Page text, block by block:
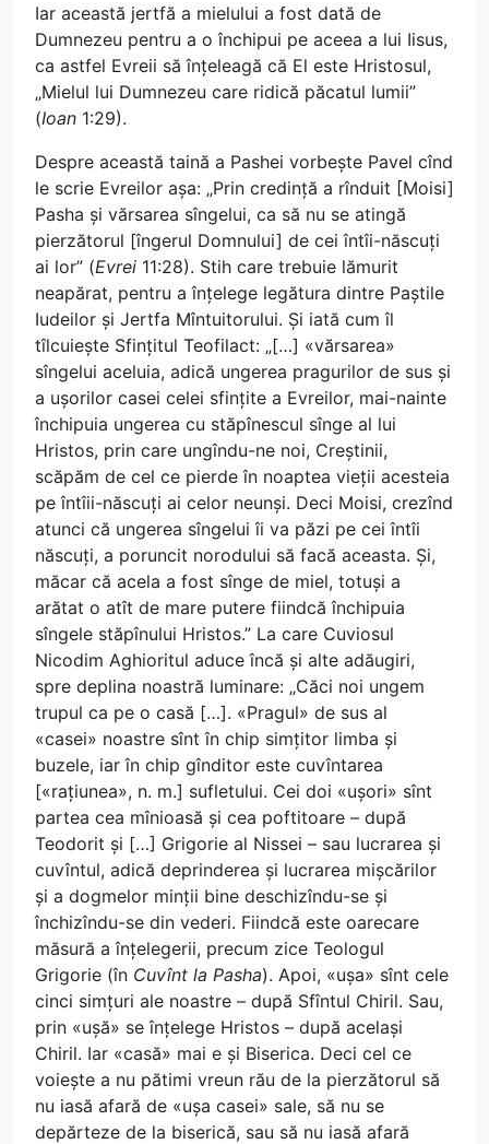
Iar această jertfă a mielului a fost dată de
Dumnezeu pentru a o închipui pe aceea a lui Iisus,
ca astfel Evreii să înțeleagă că El este Hristosul,
„Mielul lui Dumnezeu care ridică păcatul lumii”
(Ioan 1:29).
Despre această taină a Pashei vorbește Pavel cînd
le scrie Evreilor așa: „Prin credință a rînduit [Moisi]
Pasha și vărsarea sîngelui, ca să nu se atingă
pierzătorul [îngerul Domnului] de cei întîi-născuți
ai lor” (Evrei 11:28). Stih care trebuie lămurit
neapărat, pentru a înțelege legătura dintre Paștile
Iudeilor și Jertfa Mîntuitorului. Și iată cum îl
tîlcuiește Sfințitul Teofilact: „[…] «vărsarea»
sîngelui aceluia, adică ungerea pragurilor de sus și
a ușorilor casei celei sfințite a Evreilor, mai-nainte
închipuia ungerea cu stăpînescul sînge al lui
Hristos, prin care ungîndu-ne noi, Creștinii,
scăpăm de cel ce pierde în noaptea vieții acesteia
pe întîii-născuți ai celor neunși. Deci Moisi, crezînd
atunci că ungerea sîngelui îi va păzi pe cei întîi
născuți, a poruncit norodului să facă aceasta. Și,
măcar că acela a fost sînge de miel, totuși a
arătat o atît de mare putere fiindcă închipuia
sîngele stăpînului Hristos.” La care Cuviosul
Nicodim Aghioritul aduce încă și alte adăugiri,
spre deplina noastră luminare: „Căci noi ungem
trupul ca pe o casă […]. «Pragul» de sus al
«casei» noastre sînt în chip simțitor limba și
buzele, iar în chip gînditor este cuvîntarea
[«rațiunea», n. m.] sufletului. Cei doi «ușori» sînt
partea cea mînioasă și cea poftitoare – după
Teodorit și […] Grigorie al Nissei – sau lucrarea și
cuvîntul, adică deprinderea și lucrarea mișcărilor
și a dogmelor minții bine deschizîndu-se și
închizîndu-se din vederi. Fiindcă este oarecare
măsură a înțelegerii, precum zice Teologul
Grigorie (în Cuvînt la Pasha). Apoi, «ușa» sînt cele
cinci simțuri ale noastre – după Sfîntul Chiril. Sau,
prin «ușă» se înțelege Hristos – după același
Chiril. Iar «casă» mai e și Biserica. Deci cel ce
voiește a nu pătimi vreun rău de la pierzătorul să
nu iasă afară de «ușa casei» sale, să nu se
depărteze de la biserică, sau să nu iasă afară